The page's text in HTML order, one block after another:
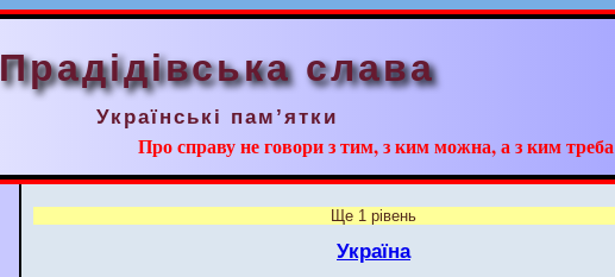
Прадідівська слава
Українські пам’ятки
Про справу не говори з тим, з ким можна, а з ким треба
Ще 1 рівень
Україна